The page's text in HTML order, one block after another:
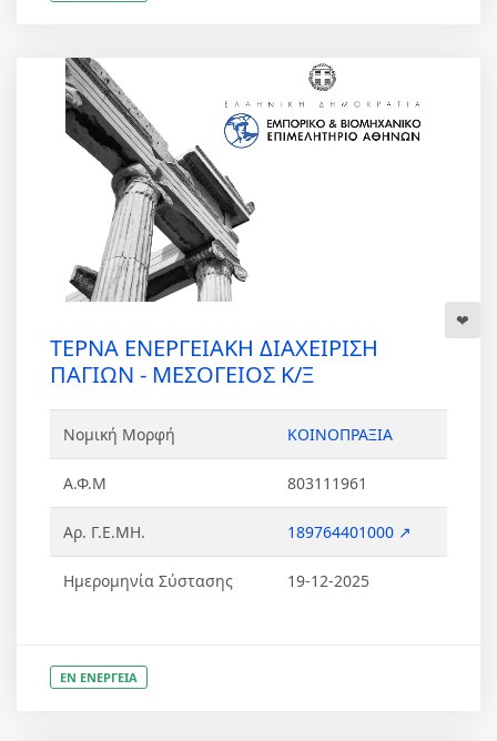
ΤΕΡΝΑ ΕΝΕΡΓΕΙΑΚΗ ΔΙΑΧΕΙΡΙΣΗ
ΠΑΓΙΩΝ - ΜΕΣΟΓΕΙΟΣ Κ/Ξ
Νομική Μορφή ΚΟΙΝΟΠΡΑΞΙΑ
Α.Φ.Μ 803111961
Αρ. Γ.Ε.ΜΗ. 189764401000 ↗
Ημερομηνία Σύστασης 19-12-2025
ΕΝ ΕΝΕΡΓΕΙΑ